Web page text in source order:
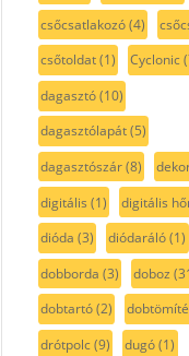
csőcsatlakozó(4)
csőtoldat(1) Cyclonic
dagasztó(10)
dagasztólapát(5)
dagasztószár(8)
digitális (1) digitális
dióda (3) diódaráló(1)
dobborda (3) doboz
dobtartó(2)
drótpolc(9) dugó(1)